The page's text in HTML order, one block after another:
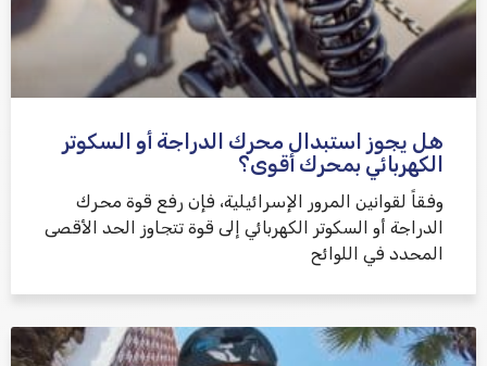
هل يجوز استبدال محرك الدراجة أو السكوتر
الكهربائي بمحرك أقوى؟
وفقاً لقوانين المرور الإسرائيلية، فإن رفع قوة محرك
الدراجة أو السكوتر الكهربائي إلى قوة تتجاوز الحد الأقصى
المحدد في اللوائح